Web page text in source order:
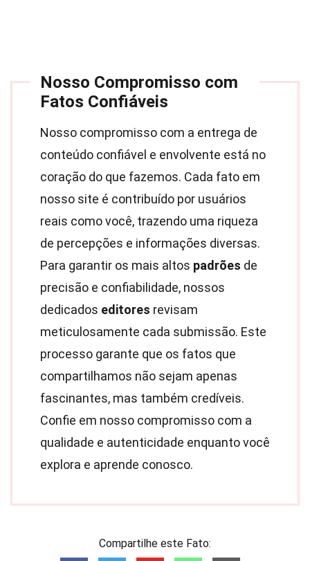
Nosso Compromisso com
Fatos Confiáveis
Nosso compromisso com a entrega de
conteúdo confiável e envolvente está no
coração do que fazemos. Cada fato em
nosso site é contribuído por usuários
reais como você, trazendo uma riqueza
de percepções e informações diversas.
Para garantir os mais altos padrões de
precisão e confiabilidade, nossos
dedicados editores revisam
meticulosamente cada submissão. Este
processo garante que os fatos que
compartilhamos não sejam apenas
fascinantes, mas também credíveis.
Confie em nosso compromisso com a
qualidade e autenticidade enquanto você
explora e aprende conosco.
Compartilhe este Fato: